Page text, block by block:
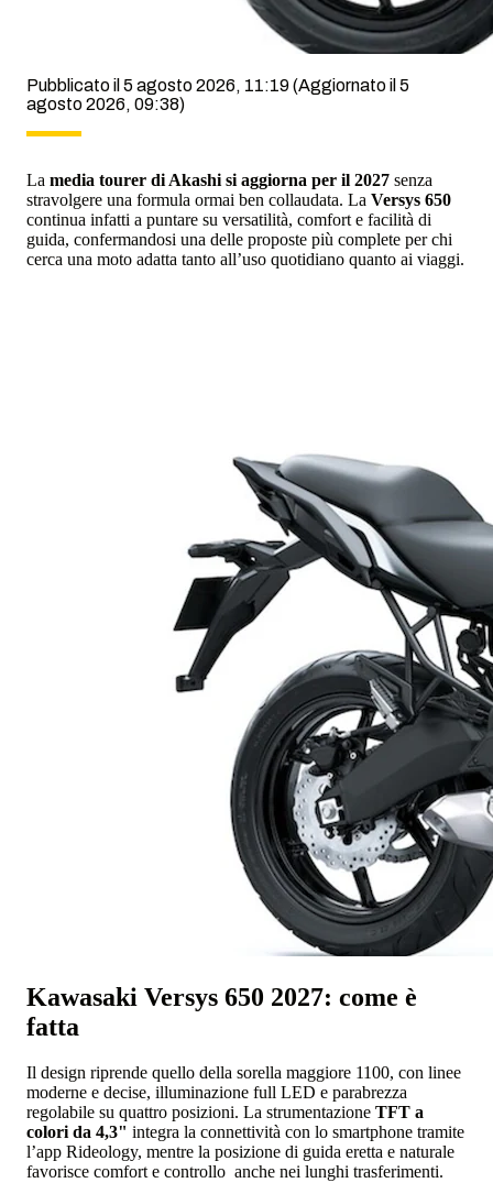
Pubblicato il 5 agosto 2026, 11:19(Aggiornato il 5
agosto 2026, 09:38)
La media tourer di Akashi si aggiorna per il 2027 senza
stravolgere una formula ormai ben collaudata. La Versys 650
continua infatti a puntare su versatilità, comfort e facilità di
guida, confermandosi una delle proposte più complete per chi
cerca una moto adatta tanto all’uso quotidiano quanto ai viaggi.
Kawasaki Versys 650 2027: come è
fatta
Il design riprende quello della sorella maggiore 1100, con linee
moderne e decise, illuminazione full LED e parabrezza
regolabile su quattro posizioni. La strumentazione TFT a
colori da 4,3" integra la connettività con lo smartphone tramite
l’app Rideology, mentre la posizione di guida eretta e naturale
favorisce comfort e controllo anche nei lunghi trasferimenti.